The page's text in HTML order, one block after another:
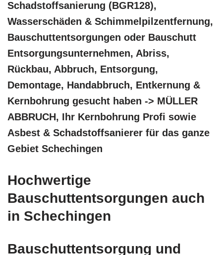
Schadstoffsanierung (BGR128),
Wasserschäden & Schimmelpilzentfernung,
Bauschuttentsorgungen oder Bauschutt
Entsorgungsunternehmen, Abriss,
Rückbau, Abbruch, Entsorgung,
Demontage, Handabbruch, Entkernung &
Kernbohrung gesucht haben -> MÜLLER
ABBRUCH, Ihr Kernbohrung Profi sowie
Asbest & Schadstoffsanierer für das ganze
Gebiet Schechingen
Hochwertige
Bauschuttentsorgungen auch
in Schechingen
Bauschuttentsorgung und